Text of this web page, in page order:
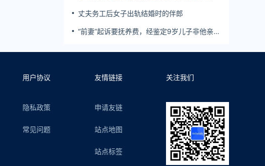
丈夫务工后女子出轨结婚时的伴郎
“前妻”起诉要抚养费，经鉴定9岁儿子非他亲
用户协议
隐私政策
常见问题
友情链接
申请友链
站点地图
站点标签
关注我们